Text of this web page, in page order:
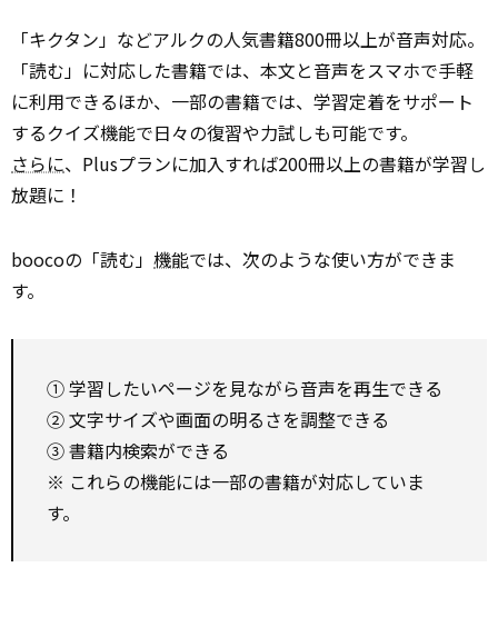
「キクタン」などアルクの人気書籍800冊以上が音声対応。
「読む」に対応した書籍では、本文と音声をスマホで手軽
に利用できるほか、一部の書籍では、学習定着をサポート
するクイズ機能で日々の復習や力試しも可能です。
さらに、Plusプランに加入すれば200冊以上の書籍が学習し
放題に！
boocoの「読む」 機能では、次のような使い方ができま
す。
① 学習したいページを見ながら音声を再生できる
② 文字サイズや画面の明るさを調整できる
③ 書籍内検索ができる
※ これらの機能には一部の書籍が対応していま
す。